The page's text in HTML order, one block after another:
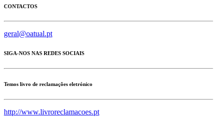
CONTACTOS
geral@oatual.pt
SIGA-NOS NAS REDES SOCIAIS
Temos livro de reclamações eletrónico
http://www.livroreclamacoes.pt